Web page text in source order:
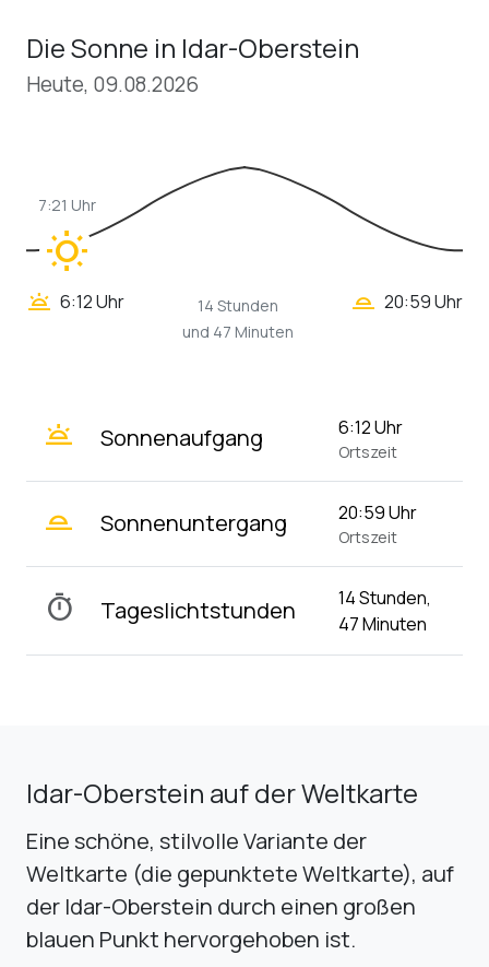
Die Sonne in Idar-Oberstein
Heute, 09.08.2026
wb_sunny
7:21 Uhr
wb_twilight 6:12 Uhr
14 Stunden
und 47 Minuten
wb_twilight_2 20:59 Uhr
wb_twilight Sonnenaufgang 6:12 Uhr
Ortszeit
wb_twilight_2 Sonnenuntergang 20:59 Uhr
Ortszeit
timer Tageslichtstunden
14 Stunden,
47 Minuten
Idar-Oberstein auf der Weltkarte
Eine schöne, stilvolle Variante der
Weltkarte (die gepunktete Weltkarte), auf
der Idar-Oberstein durch einen großen
blauen Punkt hervorgehoben ist.